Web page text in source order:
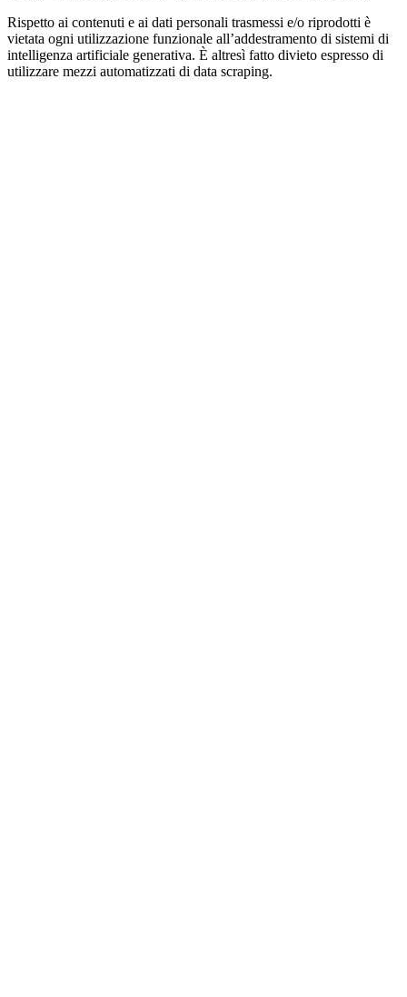
Rispetto ai contenuti e ai dati personali trasmessi e/o riprodotti è
vietata ogni utilizzazione funzionale all’addestramento di sistemi di
intelligenza artificiale generativa. È altresì fatto divieto espresso di
utilizzare mezzi automatizzati di data scraping.